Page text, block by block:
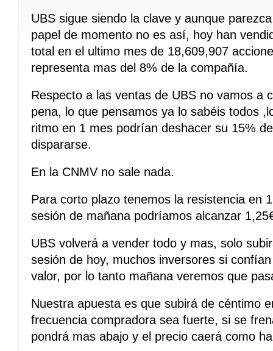
UBS sigue siendo la clave y aunque
papel de momento no es así, hoy han
total en el ultimo mes de 18,609,907
representa mas del 8% de la compañía.
Respecto a las ventas de UBS no vamos a
pena, lo que pensamos ya lo sabéis todos
ritmo en 1 mes podrían deshacer su 15%
dispararse.
En la CNMV no sale nada.
Para corto plazo tenemos la resistencia en
sesión de mañana podríamos alcanzar
UBS volverá a vender todo y mas, solo
sesión de hoy, muchos inversores si
valor, por lo tanto mañana veremos que
Nuestra apuesta es que subirá de céntimo
frecuencia compradora sea fuerte, si se
pondrá mas abajo y el precio caerá como